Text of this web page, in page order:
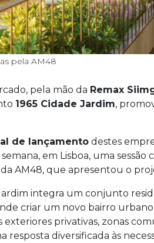
pela AM48
pela mão da Remax
1965 Cidade Jardim,
de lançamento destes
em Lisboa, uma
AM48, que apresentou o
integra um conjunto
criar um novo bairro
exteriores privativas, zonas
resposta diversificada às